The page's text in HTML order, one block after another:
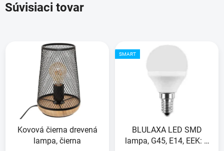
Súvisiaci tovar
Kovová čierna drevená
lampa, čierna
SMART
BLULAXA LED SMD
lampa, G45, E14, EEK: F,